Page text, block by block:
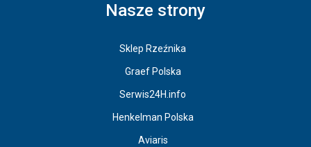
Nasze strony
Sklep Rzeźnika
Graef Polska
Serwis24H.info
Henkelman Polska
Aviaris